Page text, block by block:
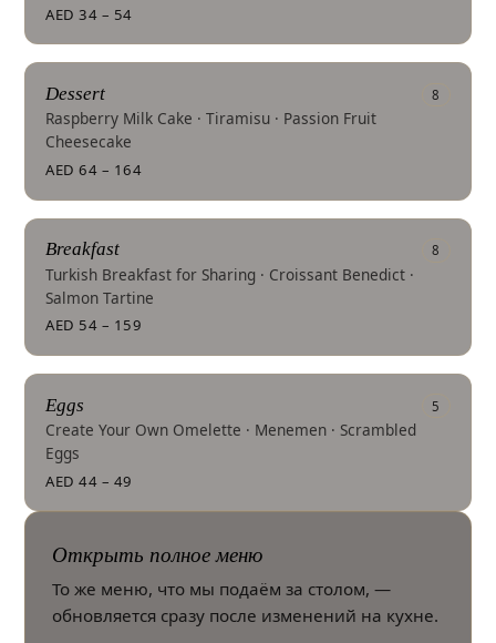
AED 34 – 54
Dessert 8
Raspberry Milk Cake · Tiramisu · Passion Fruit
Cheesecake
AED 64 – 164
Breakfast 8
Turkish Breakfast for Sharing · Croissant Benedict ·
Salmon Tartine
AED 54 – 159
Eggs 5
Create Your Own Omelette · Menemen · Scrambled
Eggs
AED 44 – 49
Открыть полное меню
То же меню, что мы подаём за столом, —
обновляется сразу после изменений на кухне.